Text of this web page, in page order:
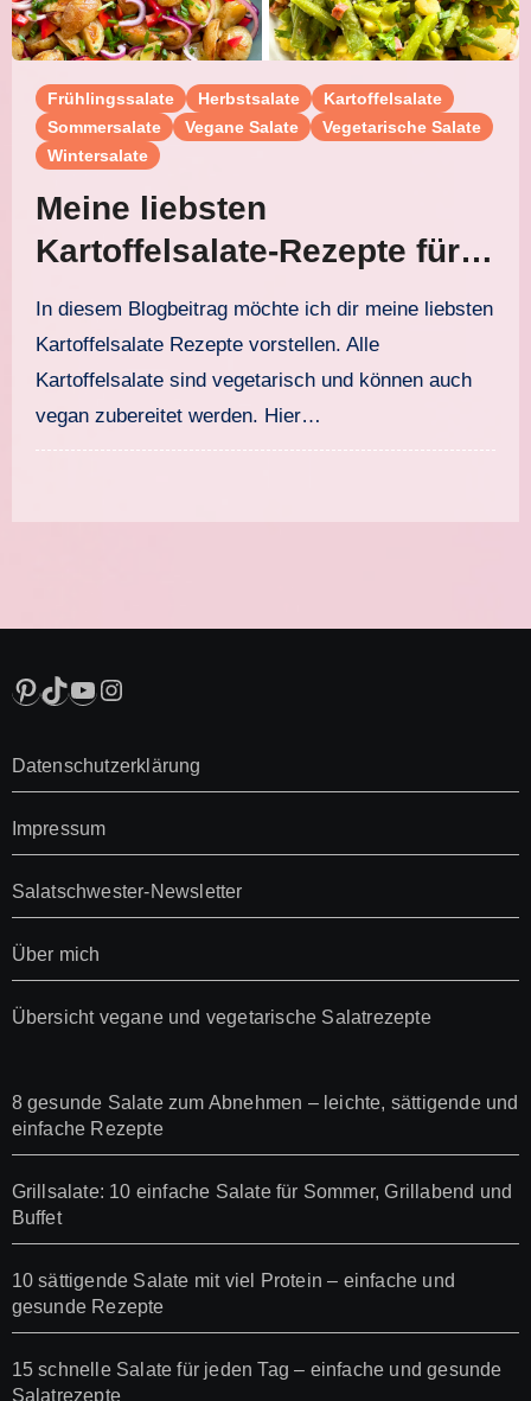
Frühlingssalate Herbstsalate
Kartoffelsalate
Sommersalate
Vegane Salate
Vegetarische Salate
Wintersalate
Meine liebsten
Kartoffelsalate-Rezepte für
das ganze Jahr
In diesem Blogbeitrag möchte ich dir meine liebsten
Kartoffelsalate Rezepte vorstellen. Alle
Kartoffelsalate sind vegetarisch und können auch
vegan zubereitet werden. Hier…
Pinterest
TikTok
YouTube
Instagram
Datenschutzerklärung
Impressum
Salatschwester-Newsletter
Über mich
Übersicht vegane und vegetarische Salatrezepte
8 gesunde Salate zum Abnehmen – leichte, sättigende und
einfache Rezepte
Grillsalate: 10 einfache Salate für Sommer, Grillabend und
Buffet
10 sättigende Salate mit viel Protein – einfache und
gesunde Rezepte
15 schnelle Salate für jeden Tag – einfache und gesunde
Salatrezepte